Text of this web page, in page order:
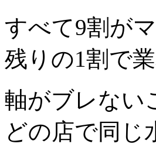
すべて9割が
残りの1割で
軸がブレない
どの店で同じ